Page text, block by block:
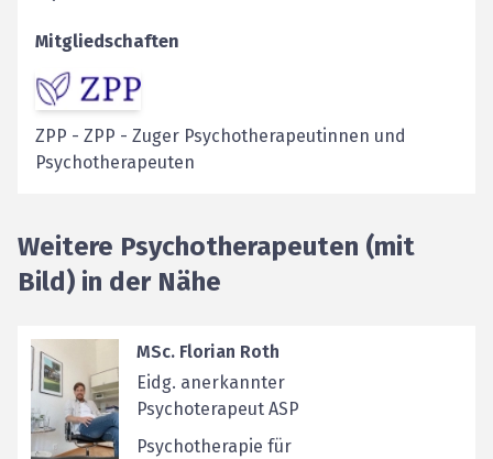
Mitgliedschaften
ZPP - ZPP - Zuger Psychotherapeutinnen und
Psychotherapeuten
Weitere Psychotherapeuten (mit
Bild) in der Nähe
MSc. Florian Roth
Eidg. anerkannter
Psychoterapeut ASP
Psychotherapie für